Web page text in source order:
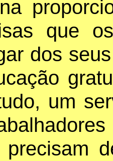
que
dos
um
precisam